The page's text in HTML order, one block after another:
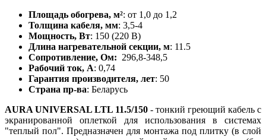
Площадь обогрева, м²: от 1,0 до 1,2
Толщина кабеля, мм: 3,5-4
Мощность, Вт: 150 (220 В)
Длина нагревательной секции, м: 11.5
Сопротивление, Ом: 296,8-348,5
Рабочий ток, А: 0,74
Гарантия производителя, лет: 50
Страна пр-ва: Беларусь
AURA UNIVERSAL LTL 11.5/150 - тонкий греющий кабель с
экранированной оплеткой для использования в системах
"теплый пол". Предназначен для монтажа под плитку (в слой